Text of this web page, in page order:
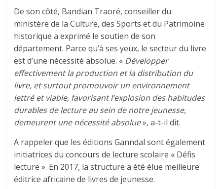
De son côté, Bandian Traoré, conseiller du
ministère de la Culture, des Sports et du Patrimoine
historique a exprimé le soutien de son
département. Parce qu’à ses yeux, le secteur du livre
est d’une nécessité absolue. « Développer
effectivement la production et la distribution du
livre, et surtout promouvoir un environnement
lettré et viable, favorisant l’explosion des habitudes
durables de lecture au sein de notre jeunesse,
demeurent une nécessité absolue», a-t-il dit.
A rappeler que les éditions Ganndal sont également
initiatrices du concours de lecture scolaire « Défis
lecture ». En 2017, la structure a été élue meilleure
éditrice africaine de livres de jeunesse.